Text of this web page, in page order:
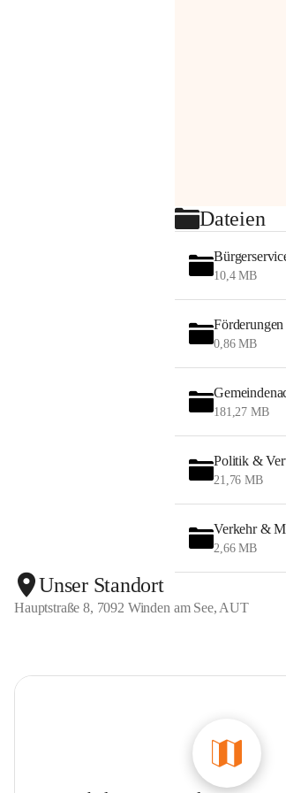
Dateien
10,4 MB
Förderungen
0,86 MB
181,27 MB
Politik &
21,76 MB
Verkehr &
2,66 MB
Unser Standort
Hauptstraße 8, 7092 Winden am See, AUT